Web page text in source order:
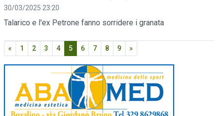
30/03/2025 23:20
Talarico e l'ex Petrone fanno sorridere i granata
« 1 2 3 4 5 6 7 8 9 »